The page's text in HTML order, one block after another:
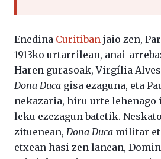
Enedina Curitiban jaio zen,
1913ko urtarrilean, anai-
Haren gurasoak, Virgília
Dona Duca gisa ezaguna, eta
nekazaria, hiru urte
leku ezezagun batetik.
zituenean, Dona Duca militar
etxean hasi zen lanean,